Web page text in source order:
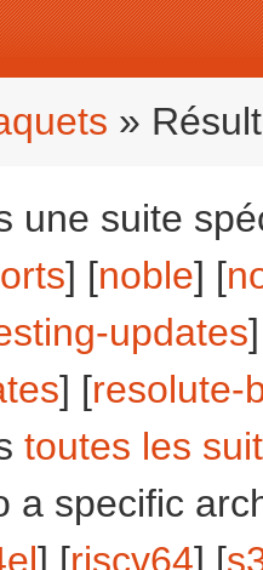
»
une suite
] [noble] [
updates
] [resolute-
toutes les
a specific
] [riscv64] [